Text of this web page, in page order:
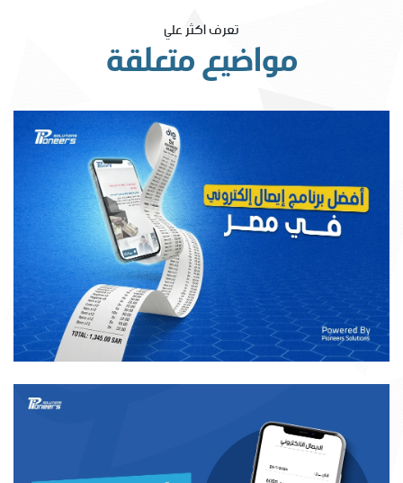
تعرف اكثر علي
مواضيع متعلقة